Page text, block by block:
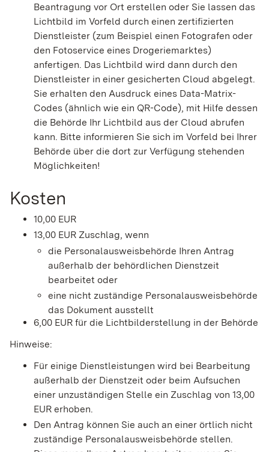
Beantragung vor Ort erstellen oder Sie lassen das
Lichtbild im Vorfeld durch einen zertifizierten
Dienstleister (zum Beispiel einen Fotografen oder
den Fotoservice eines Drogeriemarktes)
anfertigen. Das Lichtbild wird dann durch den
Dienstleister in einer gesicherten Cloud abgelegt.
Sie erhalten den Ausdruck eines Data-Matrix-
Codes (ähnlich wie ein QR-Code), mit Hilfe dessen
die Behörde Ihr Lichtbild aus der Cloud abrufen
kann. Bitte informieren Sie sich im Vorfeld bei Ihrer
Behörde über die dort zur Verfügung stehenden
Möglichkeiten!
Kosten
10,00 EUR
13,00 EUR Zuschlag, wenn
die Personalausweisbehörde Ihren Antrag
außerhalb der behördlichen Dienstzeit
bearbeitet oder
eine nicht zuständige Personalausweisbehörde
das Dokument ausstellt
6,00 EUR für die Lichtbilderstellung in der Behörde
Hinweise:
Für einige Dienstleistungen wird bei Bearbeitung
außerhalb der Dienstzeit oder beim Aufsuchen
einer unzuständigen Stelle ein Zuschlag von 13,00
EUR erhoben.
Den Antrag können Sie auch an einer örtlich nicht
zuständige Personalausweisbehörde stellen.